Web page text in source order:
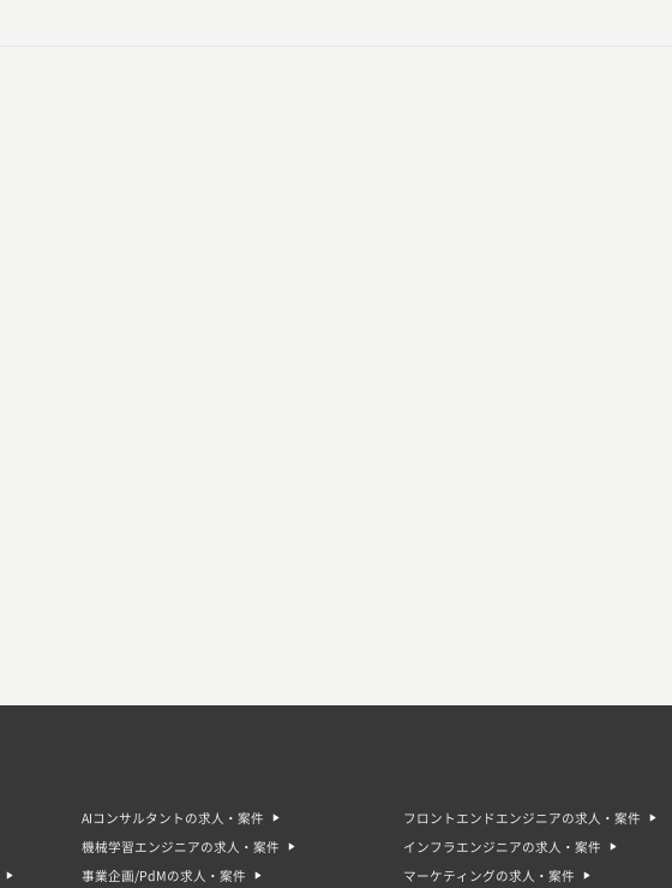
AIコンサルタントの求人・案件 フロントエンドエンジニアの求人・案件
機械学習エンジニアの求人・案件 インフラエンジニアの求人・案件
事業企画/PdMの求人・案件 マーケティングの求人・案件